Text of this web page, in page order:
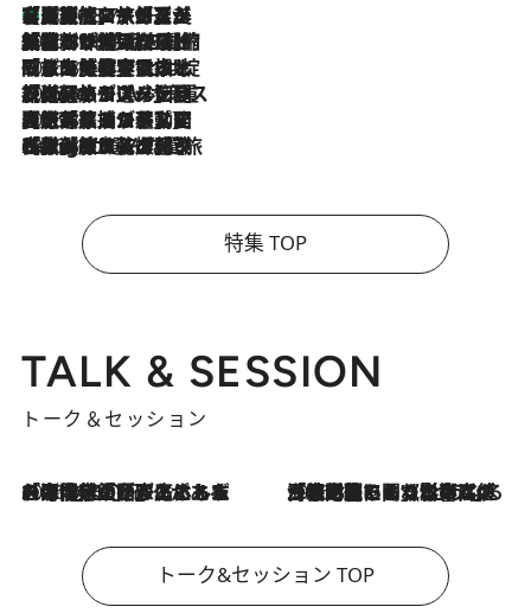
2026.8.7
【厳選旅コスメ】「多機能アイテムがメイン！」旅好き美容エディターが選んだ夏旅ベストコスメを発表【Mサイズジップ】
2026.8.6
「荷物が増えるほど旅ストレスは増す」美容ジャーナリストがたどり着いた最終結論。“化粧品を劇的に減らす”感動の凝縮美容とは
2026.8.6
「旅先には金髪ウィッグを持参」日本と同じメイクでは損してる!? 美容ジャーナリストが提案する“掟破りの旅美容”とは
2026.8.6
【厳選旅コスメ】「身軽さ＆UV対策重視！」ヘアアーティストshucoが選んだ夏旅ベストコスメを発表【Mサイズジップ】
2026.8.5
【厳選旅コスメ】国内をあちこち移動する河井菜摘が選んだ夏旅ベストコスメ発表！「リラックスアイテムはマスト」【Mサイズジップ】
2026.8.4
【厳選旅コスメ】「紫外線＆乾燥対策しながらメイク感も！」ヘア＆メイクGeorgeが選んだ夏旅ベストコスメを発表！【Mサイズジップ】
特集 TOP
TALK & SESSION
トーク＆セッション
2026.8.3
「今後値上げがあるとすれば…」「リスクがあるのは今年の冬」エネルギー専門家が語る、ホルムズ海峡封鎖が家庭にもたらす“ある心配” 2026.8.3
「住宅建てられない…」「サーチャージ料の高値が続いている」ホルムズ海峡封鎖による影響はいつまで続く？《エネルギー専門家に聞く“どうなる日本の暮らし”》
トーク&セッション TOP